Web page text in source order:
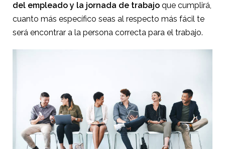
del empleado y la jornada de trabajo que cumplirá,
cuanto más específico seas al respecto más fácil te
será encontrar a la persona correcta para el trabajo.